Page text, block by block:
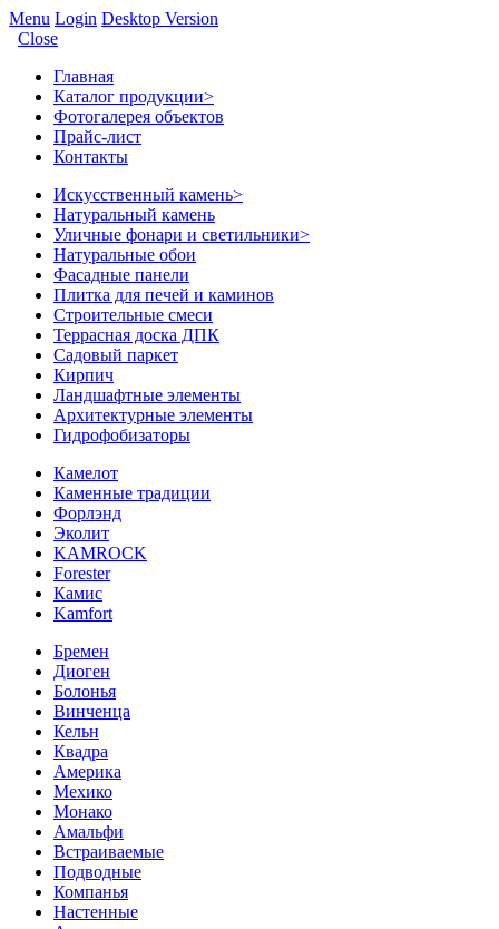
Menu Login Desktop Version
Close
Главная
Каталог продукции>
Фотогалерея объектов
Прайс-лист
Контакты
Искусственный камень>
Натуральный камень
Уличные фонари и светильники>
Натуральные обои
Фасадные панели
Плитка для печей и каминов
Строительные смеси
Террасная доска ДПК
Садовый паркет
Кирпич
Ландшафтные элементы
Архитектурные элементы
Гидрофобизаторы
Камелот
Каменные традиции
Форлэнд
Эколит
KAMROCK
Forester
Камис
Kamfort
Бремен
Диоген
Болонья
Винченца
Кельн
Квадра
Америка
Мехико
Монако
Амальфи
Встраиваемые
Подводные
Компанья
Настенные